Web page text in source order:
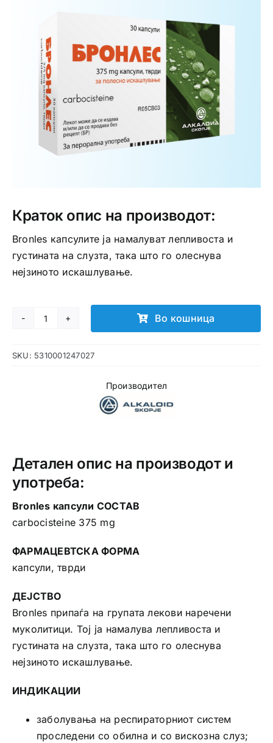
Лична хигиена
Медицински апрати
Нега на кожа
Краток опис на производот:
Bronles капсулите ја намалуват лепливоста и
густината на слузта, така што го олеснува
нејзиното искашлување.
Bronles
количина
Во кошница
SKU: 5310001247027
Производител
Детален опис на производот и
употреба:
Bronles капсули СОСТАВ
carbocisteine 375 mg
ФАРМАЦЕВТСКА ФОРМА
капсули, тврди
ДЕЈСТВО
Bronles припаѓа на групата лекови наречени
муколитици. Тој ја намалува лепливоста и
густината на слузта, така што го олеснува
нејзиното искашлување.
ИНДИКАЦИИ
заболувања на респираторниот систем
проследени со обилна и со вискозна слуз;